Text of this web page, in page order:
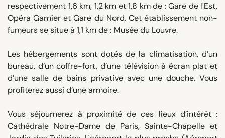
respectivement 1,6 km, 1,2 km et 1,8 km de : Gare de l'Est,
Opéra Garnier et Gare du Nord. Cet établissement non-
fumeurs se situe à 1,1 km de : Musée du Louvre.
Les hébergements sont dotés de la climatisation, d’un
bureau, d’un coffre-fort, d’une télévision à écran plat et
d’une salle de bains privative avec une douche. Vous
profiterez aussi d’une armoire.
Vous séjournerez à proximité de ces lieux d’intérêt :
Cathédrale Notre-Dame de Paris, Sainte-Chapelle et